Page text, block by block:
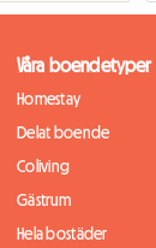
Våra boendetyper
Homestay
Delat boende
Coliving
Gästrum
Hela bostäder